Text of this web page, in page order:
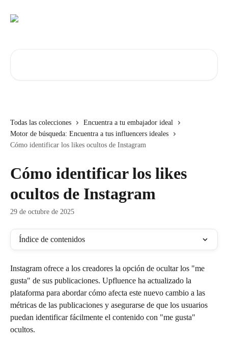
Todas las colecciones
Encuentra a tu embajador ideal
Motor de búsqueda: Encuentra a tus influencers ideales
Cómo identificar los likes ocultos de Instagram
Cómo identificar los likes
ocultos de Instagram
29 de octubre de 2025
Índice de contenidos
Instagram ofrece a los creadores la opción de ocultar los "me
gusta" de sus publicaciones. Upfluence ha actualizado la
plataforma para abordar cómo afecta este nuevo cambio a las
métricas de las publicaciones y asegurarse de que los usuarios
puedan identificar fácilmente el contenido con "me gusta"
ocultos.